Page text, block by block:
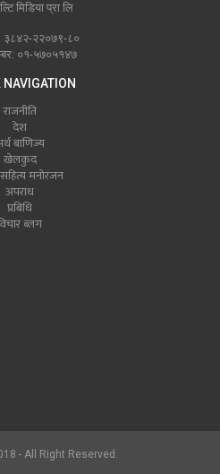
मिडिया प्रा लि
३८४२-२२०७९-८०
०१-५७०५१४७
NAVIGATION
राजनीति
देश
बाणिज्य
खेलकुद
मनोरंजन
अपराध
प्रबिधि
ब्लग
- All Right Reserved.